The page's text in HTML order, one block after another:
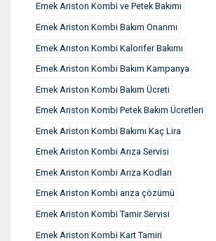
Emek Ariston Kombi ve Petek Bakımı
Emek Ariston Kombi Bakım Onarımı
Emek Ariston Kombi Kalorifer Bakımı
Emek Ariston Kombi Bakım Kampanya
Emek Ariston Kombi Bakım Ücreti
Emek Ariston Kombi Petek Bakım Ücretleri
Emek Ariston Kombi Bakımı Kaç Lira
Emek Ariston Kombi Arıza Servisi
Emek Ariston Kombi Arıza Kodları
Emek Ariston Kombi arıza çözümü
Emek Ariston Kombi Tamir Servisi
Emek Ariston Kombi Kart Tamiri